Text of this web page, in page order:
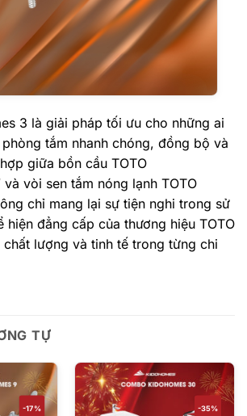
3 là giải pháp tối ưu cho những ai
tắm nhanh chóng, đồng bộ và
giữa bồn cầu TOTO
và vòi sen tắm nóng lạnh TOTO
chỉ mang lại sự tiện nghi trong sử
hiện đẳng cấp của thương hiệu TOTO
lượng và tinh tế trong từng chi
TỰ
-17% -35%